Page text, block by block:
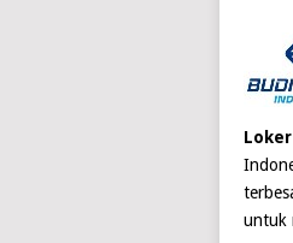
untuk